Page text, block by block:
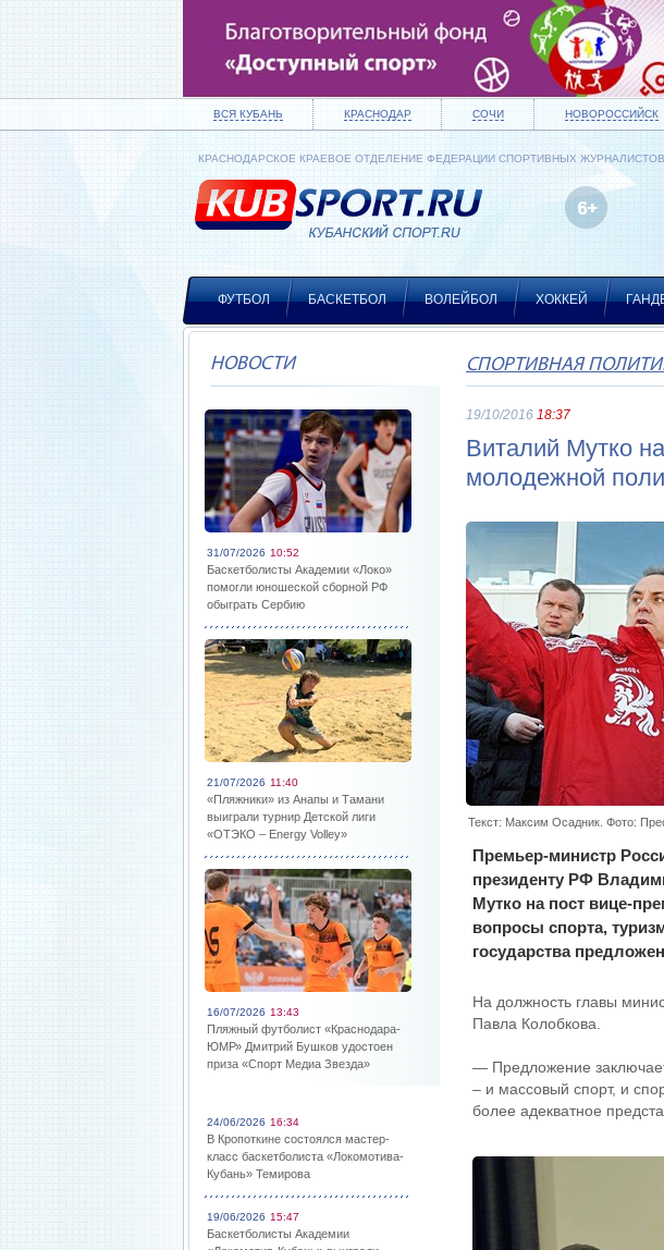
ВСЯ КУБАНЬ КРАСНОДАР СОЧИ НОВОРОССИЙСК
КРАСНОДАРСКОЕ КРАЕВОЕ ОТДЕЛЕНИЕ ФЕДЕРАЦИИ СПОРТИВНЫХ
ФУТБОЛ БАСКЕТБОЛ ВОЛЕЙБОЛ ХОККЕЙ
НОВОСТИ
31/07/2026 10:52
Баскетболисты Академии «Локо»
помогли юношеской сборной РФ
обыграть Сербию
21/07/2026 11:40
«Пляжники» из Анапы и Тамани
выиграли турнир Детской лиги
«ОТЭКО – Energy Volley»
16/07/2026 13:43
Пляжный футболист «Краснодара-
ЮМР» Дмитрий Бушков удостоен
приза «Спорт Медиа Звезда»
24/06/2026 16:34
В Кропоткине состоялся мастер-
класс баскетболиста «Локомотива-
Кубань» Темирова
19/06/2026 15:47
Баскетболисты Академии
СПОРТИВНАЯ
19/10/2016 18:37
Виталий Мутко
молодежной
Текст: Максим Осадник. Фото:
Премьер-министр
президенту РФ
Мутко на пост вице-
вопросы спорта,
государства
На должность главы
Павла Колобкова.
— Предложение
– и массовый спорт, и
более адекватное